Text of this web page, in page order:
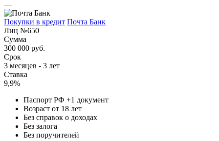
—
Покупки в кредит Почта Банк
Лиц №650
Сумма
300 000 руб.
Срок
3 месяцев - 3 лет
Ставка
9,9%
Паспорт РФ +1 документ
Возраст от 18 лет
Без справок о доходах
Без залога
Без поручителей